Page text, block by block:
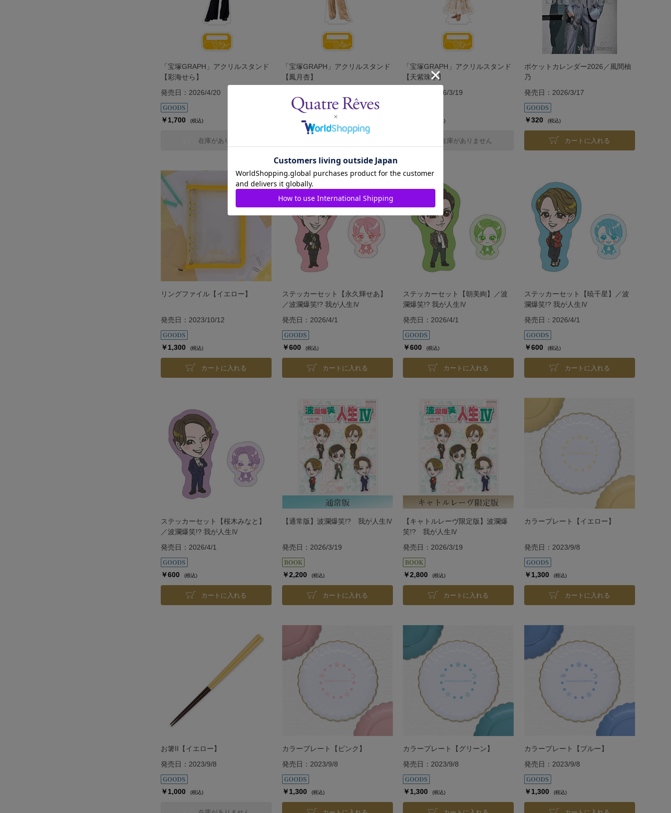
「宝塚GRAPH」アクリルスタンド
【彩海せら】
発売日：2026/4/20
￥1,700 (税込)
在庫がありません
「宝塚GRAPH」アクリルスタンド
【鳳月杏】
￥1,700
「宝塚GRAPH」アクリルスタンド
【天紫珠李】
発売日：2026/3/19
(税込)
在庫がありません
ポケットカレンダー2026／風間柚
乃
発売日：2026/3/17
￥320 (税込)
カートに入れる
リングファイル【イエロー】
発売日：2023/10/12
￥1,300 (税込)
カートに入れる
ステッカーセット【永久輝せあ】
／波瀾爆笑!? 我が人生Ⅳ
発売日：2026/4/1
￥600 (税込)
カートに入れる
ステッカーセット【朝美絢】／波
瀾爆笑!? 我が人生Ⅳ
発売日：2026/4/1
￥600 (税込)
カートに入れる
ステッカーセット【暁千星】／波
瀾爆笑!? 我が人生Ⅳ
発売日：2026/4/1
￥600 (税込)
カートに入れる
ステッカーセット【桜木みなと】
／波瀾爆笑!? 我が人生Ⅳ
発売日：2026/4/1
￥600 (税込)
カートに入れる
【通常版】波瀾爆笑!? 我が人生Ⅳ
発売日：2026/3/19
￥2,200 (税込)
カートに入れる
【キャトルレーヴ限定版】波瀾爆
笑!? 我が人生Ⅳ
発売日：2026/3/19
￥2,800 (税込)
カートに入れる
カラープレート【イエロー】
発売日：2023/9/8
￥1,300 (税込)
カートに入れる
お箸II【イエロー】
発売日：2023/9/8
￥1,000 (税込)
カラープレート【ピンク】
発売日：2023/9/8
￥1,300 (税込)
カラープレート【グリーン】
発売日：2023/9/8
￥1,300 (税込)
カラープレート【ブルー】
発売日：2023/9/8
￥1,300 (税込)